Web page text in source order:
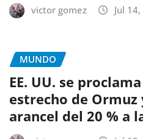
victor gomez Jul
MUNDO
EE. UU. se
estrecho de Ormuz
arancel del 20 % a